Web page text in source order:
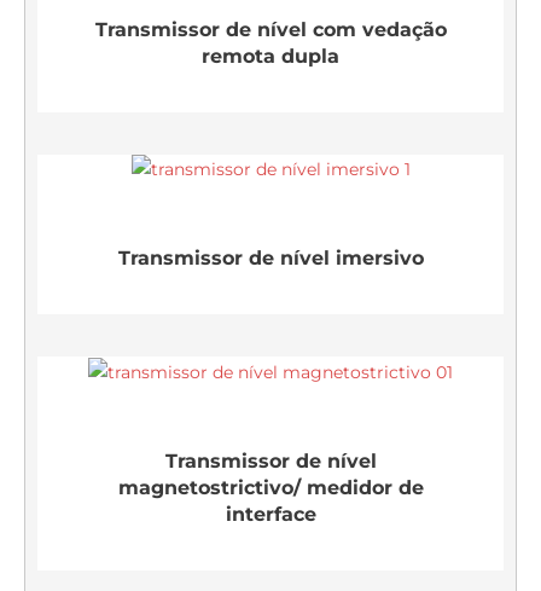
Transmissor de nível com vedação
remota dupla
Transmissor de nível imersivo
Transmissor de nível
magnetostrictivo/ medidor de
interface